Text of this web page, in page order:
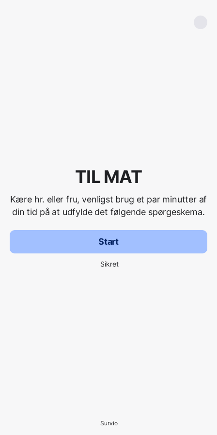
TIL MAT
Kære hr. eller fru, venligst brug et par minutter af
din tid på at udfylde det følgende spørgeskema.
Start
Sikret
Survio